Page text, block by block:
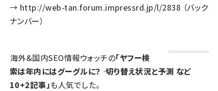
→ http://web-tan.forum.impressrd.jp/l/2838 （バック
ナンバー）
海外&国内SEO情報ウォッチの「ヤフー検
索は年内にはグーグルに？ ―― 切り替え状況と予測 など
10+2記事」も人気でした。